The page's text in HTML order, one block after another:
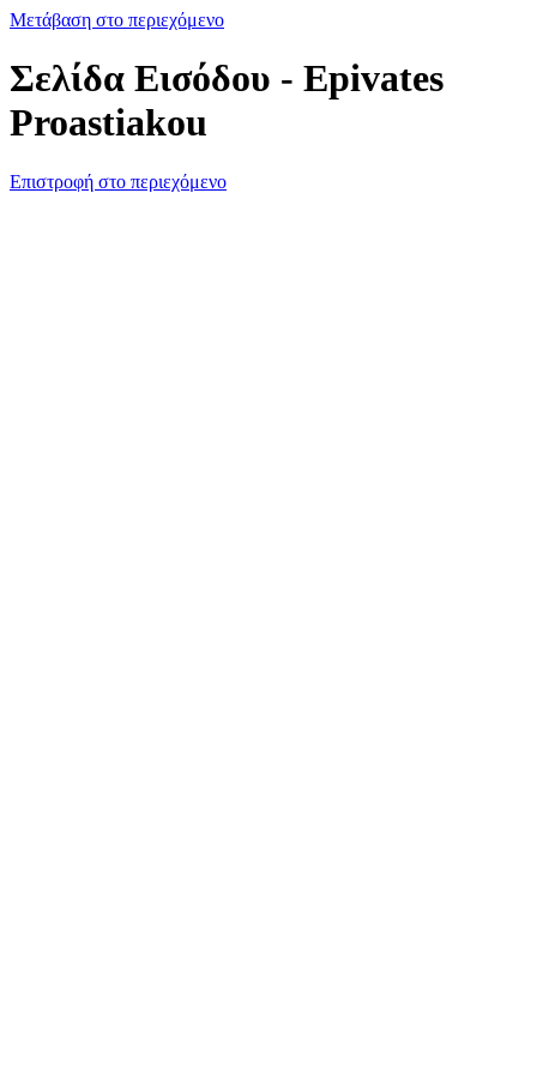
Μετάβαση στο περιεχόμενο
Σελίδα Εισόδου - Epivates
Proastiakou
Επιστροφή στο περιεχόμενο